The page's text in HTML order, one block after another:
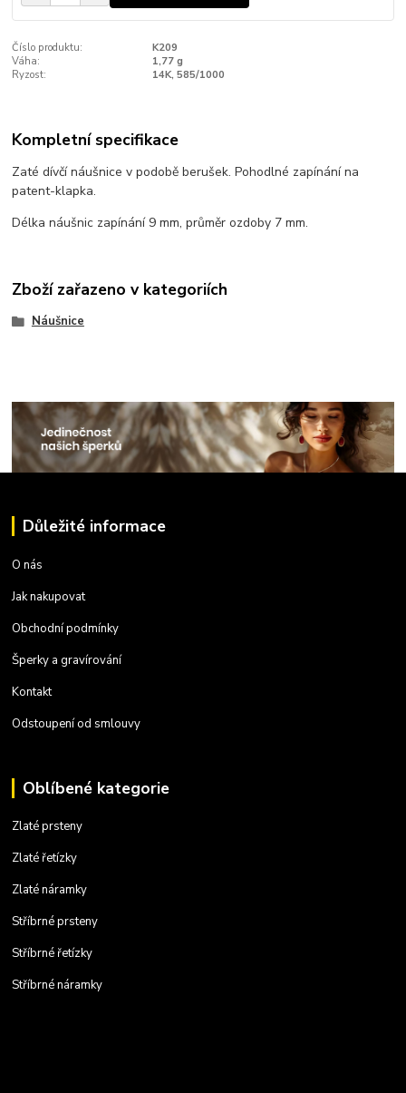
Číslo produktu:
K209
Váha:
1,77 g
Ryzost:
14K, 585/1000
Kompletní specifikace
Zaté dívčí náušnice v podobě berušek. Pohodlné zapínání na
patent-klapka.
Délka náušnic zapínání 9 mm, průměr ozdoby 7 mm.
Zboží zařazeno v kategoriích
Náušnice
Důležité informace
O nás
Jak nakupovat
Obchodní podmínky
Šperky a gravírování
Kontakt
Odstoupení od smlouvy
Oblíbené kategorie
Zlaté prsteny
Zlaté řetízky
Zlaté náramky
Stříbrné prsteny
Stříbrné řetízky
Stříbrné náramky